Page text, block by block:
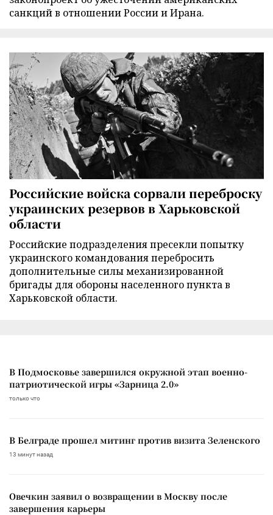
санкций в отношении России и Ирана.
Российские войска сорвали переброску
украинских резервов в Харьковской
области
Российские подразделения пресекли попытку
украинского командования перебросить
дополнительные силы механизированной
бригады для обороны населенного пункта в
Харьковской области.
В Подмосковье завершился окружной этап военно-
патриотической игры «Зарница 2.0»
только что
В Белграде прошел митинг против визита Зеленского
13 минут назад
Овечкин заявил о возвращении в Москву после
завершения карьеры